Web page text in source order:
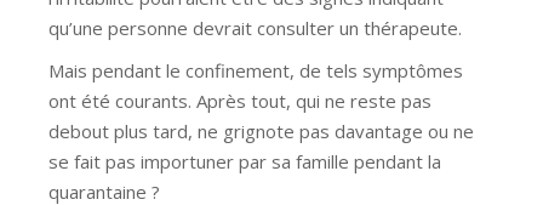
qu’une personne devrait consulter un thérapeute.
Mais pendant le confinement, de tels symptômes
ont été courants. Après tout, qui ne reste pas
debout plus tard, ne grignote pas davantage ou ne
se fait pas importuner par sa famille pendant la
quarantaine ?